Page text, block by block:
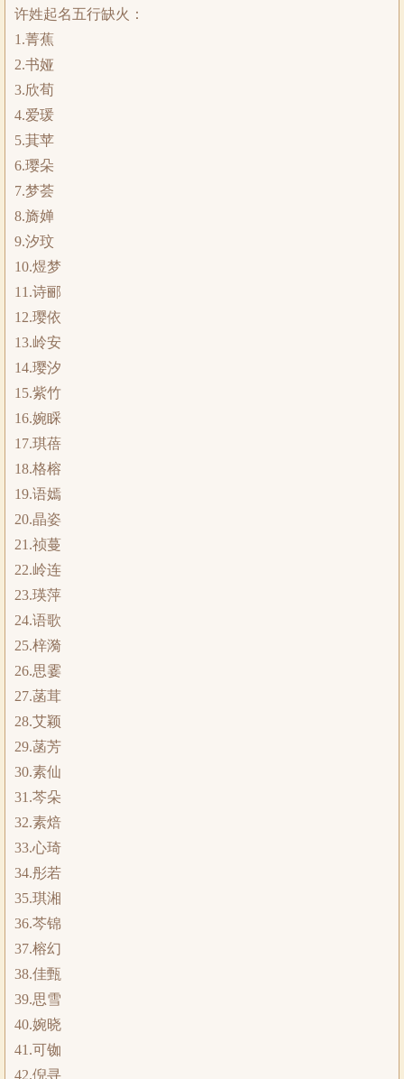
许姓起名五行缺火：
1.菁蕉
2.书娅
3.欣荀
4.爱瑗
5.萁苹
6.璎朵
7.梦荟
8.旖婵
9.汐玟
10.煜梦
11.诗郦
12.璎依
13.岭安
14.璎汐
15.紫竹
16.婉睬
17.琪蓓
18.格榕
19.语嫣
20.晶姿
21.祯蔓
22.岭连
23.瑛萍
24.语歌
25.梓漪
26.思霎
27.菡茸
28.艾颖
29.菡芳
30.素仙
31.芩朵
32.素焙
33.心琦
34.彤若
35.琪湘
36.芩锦
37.榕幻
38.佳甄
39.思雪
40.婉晓
41.可铷
42.倪寻